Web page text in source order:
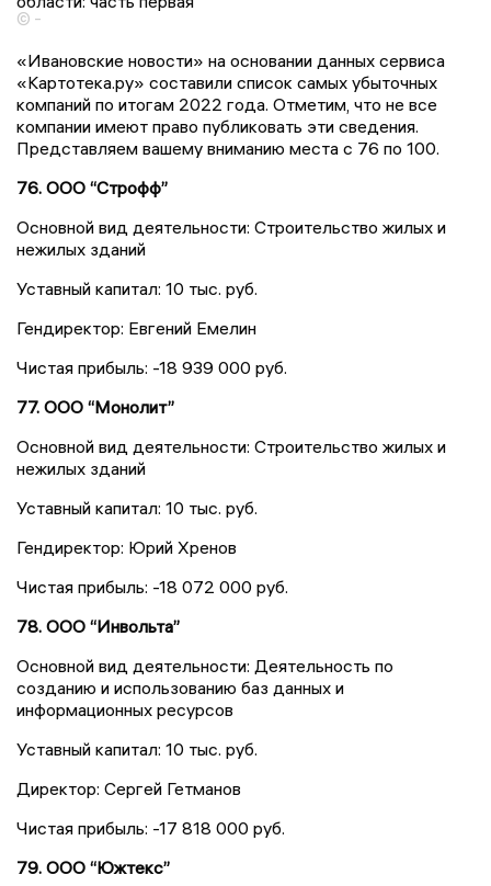
© -
«Ивановские новости» на основании данных сервиса
«Картотека.ру» составили список самых убыточных
компаний по итогам 2022 года. Отметим, что не все
компании имеют право публиковать эти сведения.
Представляем вашему вниманию места с 76 по 100.
76. ООО “Строфф”
Основной вид деятельности: Строительство жилых и
нежилых зданий
Уставный капитал: 10 тыс. руб.
Гендиректор: Евгений Емелин
Чистая прибыль: -18 939 000 руб.
77. ООО “Монолит”
Основной вид деятельности: Строительство жилых и
нежилых зданий
Уставный капитал: 10 тыс. руб.
Гендиректор: Юрий Хренов
Чистая прибыль: -18 072 000 руб.
78. ООО “Инвольта”
Основной вид деятельности: Деятельность по
созданию и использованию баз данных и
информационных ресурсов
Уставный капитал: 10 тыс. руб.
Директор: Сергей Гетманов
Чистая прибыль: -17 818 000 руб.
79. ООО “Южтекс”